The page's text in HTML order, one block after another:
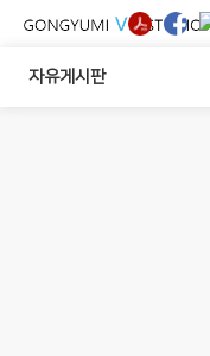
자유게시판